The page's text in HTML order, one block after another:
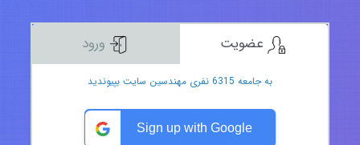
به جامعه 6315 نفری مهندسین سایت بپیوندید
Sign up with Google